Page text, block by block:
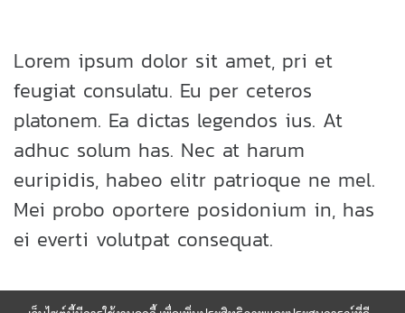
Lorem ipsum dolor sit amet, pri et
feugiat consulatu. Eu per ceteros
platonem. Ea dictas legendos ius. At
adhuc solum has. Nec at harum
euripidis, habeo elitr patrioque ne mel.
Mei probo oportere posidonium in, has
ei everti volutpat consequat.